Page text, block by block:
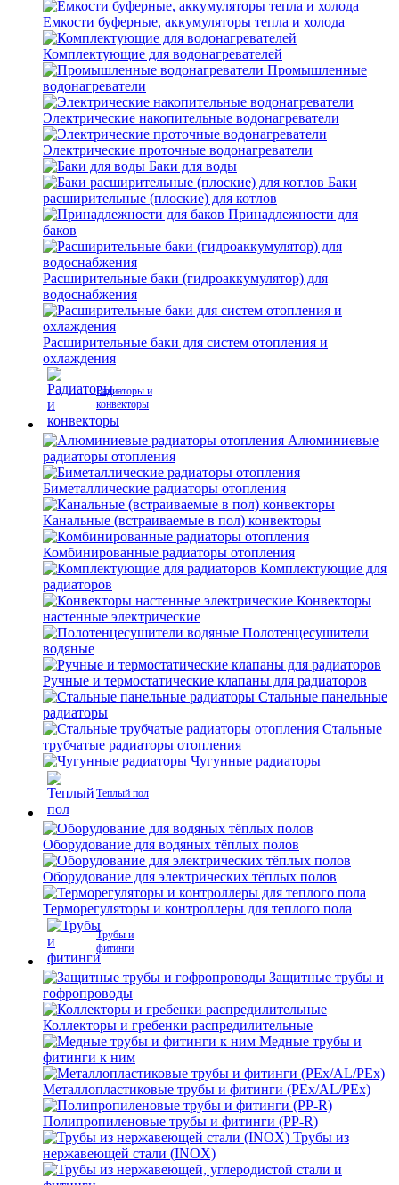
Емкости буферные, аккумуляторы тепла и холода
Комплектующие для водонагревателей
Промышленные
водонагреватели
Электрические накопительные водонагреватели
Электрические проточные водонагреватели
Баки для воды
Баки
расширительные (плоские) для котлов
Принадлежности для
баков
Расширительные баки (гидроаккумулятор) для
водоснабжения
Расширительные баки для систем отопления и
охлаждения
Радиаторы и
конвекторы
Алюминиевые
радиаторы отопления
Биметаллические радиаторы отопления
Канальные (встраиваемые в пол) конвекторы
Комбинированные радиаторы отопления
Комплектующие для
радиаторов
Конвекторы
настенные электрические
Полотенцесушители
водяные
Ручные и термостатические клапаны для радиаторов
Стальные панельные
радиаторы
Стальные
трубчатые радиаторы отопления
Чугунные радиаторы
Теплый пол
Оборудование для водяных тёплых полов
Оборудование для электрических тёплых полов
Терморегуляторы и контроллеры для теплого пола
Трубы и
фитинги
Защитные трубы и
гофропроводы
Коллекторы и гребенки распредилительные
Медные трубы и
фитинги к ним
Металлопластиковые трубы и фитинги (PEx/AL/PEx)
Полипропиленовые трубы и фитинги (PP-R)
Трубы из
нержавеющей стали (INOX)